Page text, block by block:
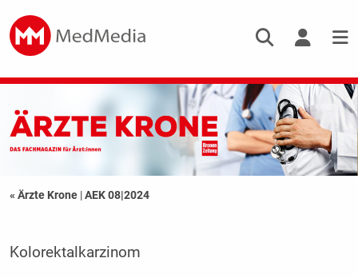
« Ärzte Krone |AEK 08|2024
Kolorektalkarzinom